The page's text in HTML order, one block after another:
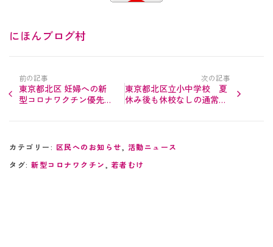
にほんブログ村
前の記事
東京都北区 妊婦への新
型コロナワクチン優先接
次の記事
東京都北区立小中学校 夏
休み後も休校なしの通常運
カテゴリー: 区民へのお知らせ, 活動ニュース
タグ: 新型コロナワクチン, 若者むけ